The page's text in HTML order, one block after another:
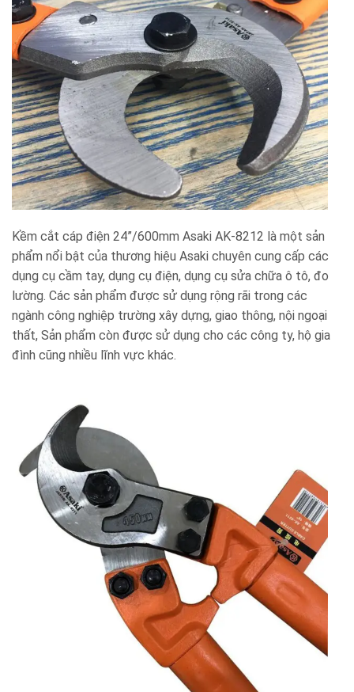
Kềm cắt cáp điện 24”/600mm Asaki AK-8212 là một sản
phẩm nổi bật của thương hiệu Asaki chuyên cung cấp các
dụng cụ cầm tay, dụng cụ điện, dụng cụ sửa chữa ô tô, đo
lường. Các sản phẩm được sử dụng rộng rãi trong các
ngành công nghiệp trường xây dựng, giao thông, nội ngoại
thất, Sản phẩm còn được sử dụng cho các công ty, hộ gia
đình cũng nhiều lĩnh vực khác.